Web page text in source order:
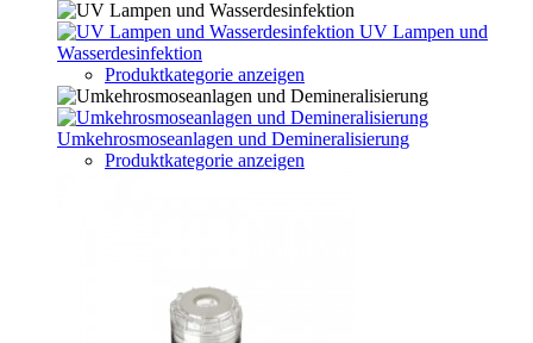
UV Lampen und
Wasserdesinfektion
Produktkategorie anzeigen
Umkehrosmoseanlagen und Demineralisierung
Produktkategorie anzeigen